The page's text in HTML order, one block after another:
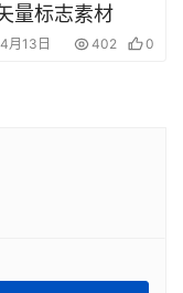
量标志素材
月13日 402 0